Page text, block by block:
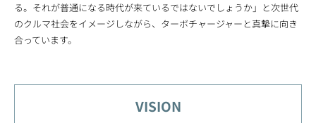
る。それが普通になる時代が来ているではないでしょうか」と次世代
のクルマ社会をイメージしながら、ターボチャージャーと真摯に向き
合っています。
VISION